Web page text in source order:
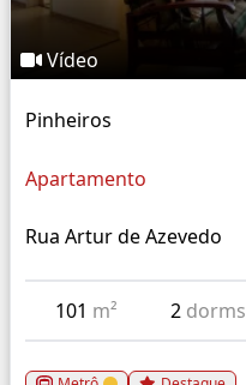
Vídeo
Pinheiros
Apartamento
Rua Artur de Azevedo
101 m² 2 dorms